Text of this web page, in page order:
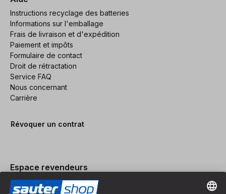
Instructions recyclage des batteries
Informations sur l'emballage
Frais de livraison et d'expédition
Paiement et impôts
Formulaire de contact
Droit de rétractation
Service FAQ
Nous concernant
Carrière
Révoquer un contrat
Espace revendeurs
Devenir revendeur